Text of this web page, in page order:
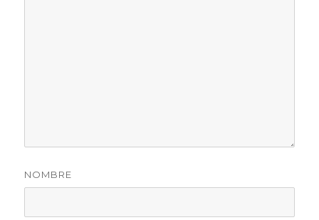
NOMBRE